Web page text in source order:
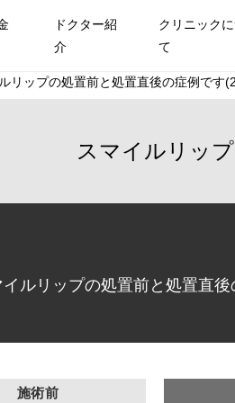
ドクター紹
介
クリニック
て
リップの処置前と処置直後の症例です
スマイルリップ
ルリップの処置前と処置直
施術前